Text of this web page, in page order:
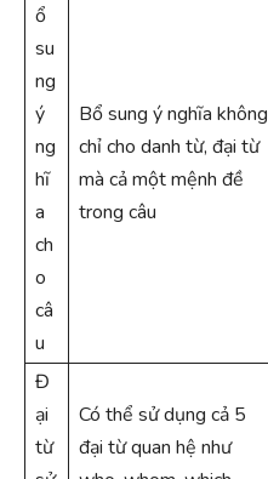
ổ
su
ng
ý
ng
hĩ
a
ch
o
câ
u
Bổ sung ý nghĩa không
chỉ cho danh từ, đại từ
mà cả một mệnh đề
trong câu
Đ
ại
từ
Có thể sử dụng cả 5
đại từ quan hệ như